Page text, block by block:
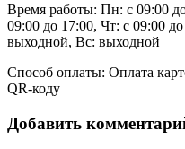
Время работы: Пн: с 09:00
09:00 до 17:00, Чт: с 09:00
выходной, Вс: выходной
Способ оплаты: Оплата
QR-коду
Добавить